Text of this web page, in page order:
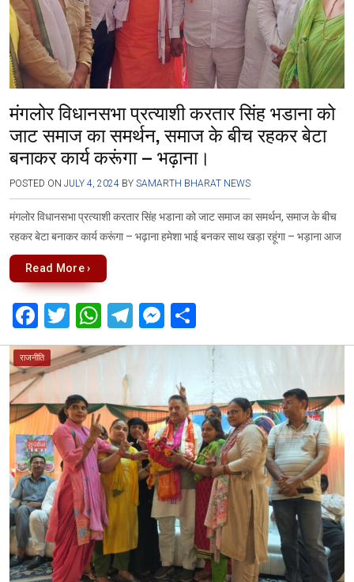
मंगलोर विधानसभा प्रत्याशी करतार सिंह भडाना को
जाट समाज का समर्थन, समाज के बीच रहकर बेटा
बनाकर कार्य करूंगा – भढ़ाना।
POSTED ON JULY 4, 2024 BY SAMARTH BHARAT NEWS
मंगलोर विधानसभा प्रत्याशी करतार सिंह भडाना को जाट समाज का समर्थन, समाज के बीच
रहकर बेटा बनाकर कार्य करूंगा – भढ़ाना हमेशा भाई बनकर साथ खड़ा रहूंगा – भड़ाना आज
Read More ›
F
a
ce
b
o
o
k
T
wi
tt
er
W
h
at
A
p
p
T
el
gr
a
m
M
es
n
g
er
h
ar
राजनीति